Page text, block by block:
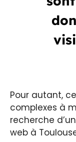
Pour autant,
complexes à
recherche
web à